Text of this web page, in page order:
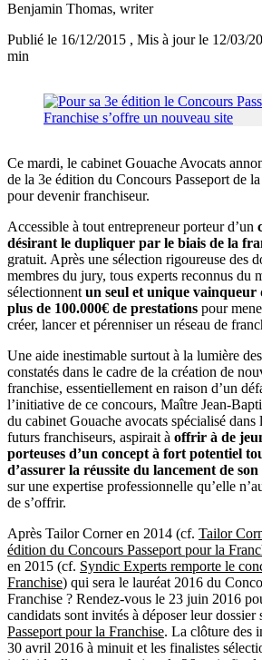
Benjamin Thomas, writer
Publié le 16/12/2015 , Mis à jour le 12/03/
min
Ce mardi, le cabinet Gouache Avocats
de la 3e édition du Concours Passeport de
pour devenir franchiseur.
Accessible à tout entrepreneur porteur d’un
désirant le dupliquer par le biais de la
gratuit. Après une sélection rigoureuse des
membres du jury, tous experts reconnus du
sélectionnentun seul et unique
plus de 100.000€ de prestations pour
créer, lancer et pérenniser un réseau de
Une aide inestimable surtout à la lumière
constatés dans le cadre de la création de
franchise, essentiellement en raison d’un
l’initiative de ce concours, Maître Jean-
du cabinet Gouache avocats spécialisé dans
futurs franchiseurs, aspirait à offrir à de
porteuses d’un concept à fort potentiel
d’assurer la réussite du lancement de son
sur une expertise professionnelle qu’elle
de s’offrir.
Après Tailor Corner en 2014 (cf. Tailor
édition du Concours Passeport pour la
en 2015 (cf. Syndic Experts remporte le
Franchise) qui sera le lauréat 2016 du
Franchise ? Rendez-vous le 23 juin 2016
candidats sont invités à déposer leur dossier
Passeport pour la Franchise. La clôture des
30 avril 2016 à minuit et les finalistes